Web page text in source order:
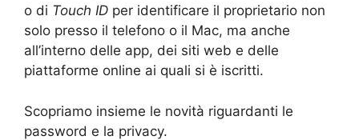
o di Touch ID per identificare il proprietario non
solo presso il telefono o il Mac, ma anche
all’interno delle app, dei siti web e delle
piattaforme online ai quali si è iscritti.
Scopriamo insieme le novità riguardanti le
password e la privacy.